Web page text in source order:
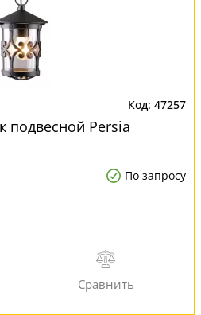
47257
подвесной Persia
По запросу